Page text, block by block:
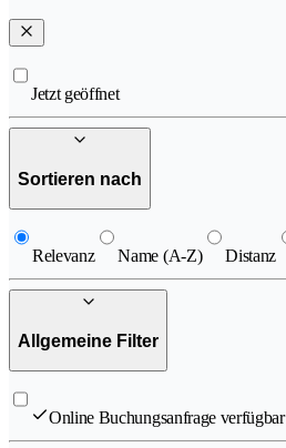
Jetzt geöffnet
Sortieren nach
Relevanz Name (A-Z) Distanz
Allgemeine Filter
Online Buchungsanfrage verfügbar